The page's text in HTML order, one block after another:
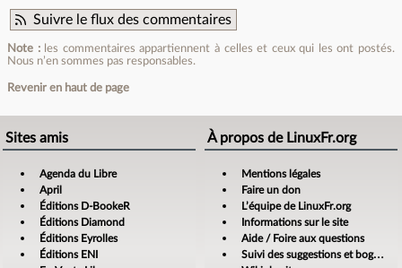
Suivre le flux des commentaires
Note :les commentaires appartiennent à celles et ceux qui les ont postés.
Nous n’en sommes pas responsables.
Revenir en haut de page
Sites amis
Agenda du Libre
April
Éditions D-BookeR
Éditions Diamond
Éditions Eyrolles
Éditions ENI
À propos de LinuxFr.org
Mentions légales
Faire un don
L’équipe de LinuxFr.org
Informations sur le site
Aide / Foire aux questions
Suivi des suggestions et bogues